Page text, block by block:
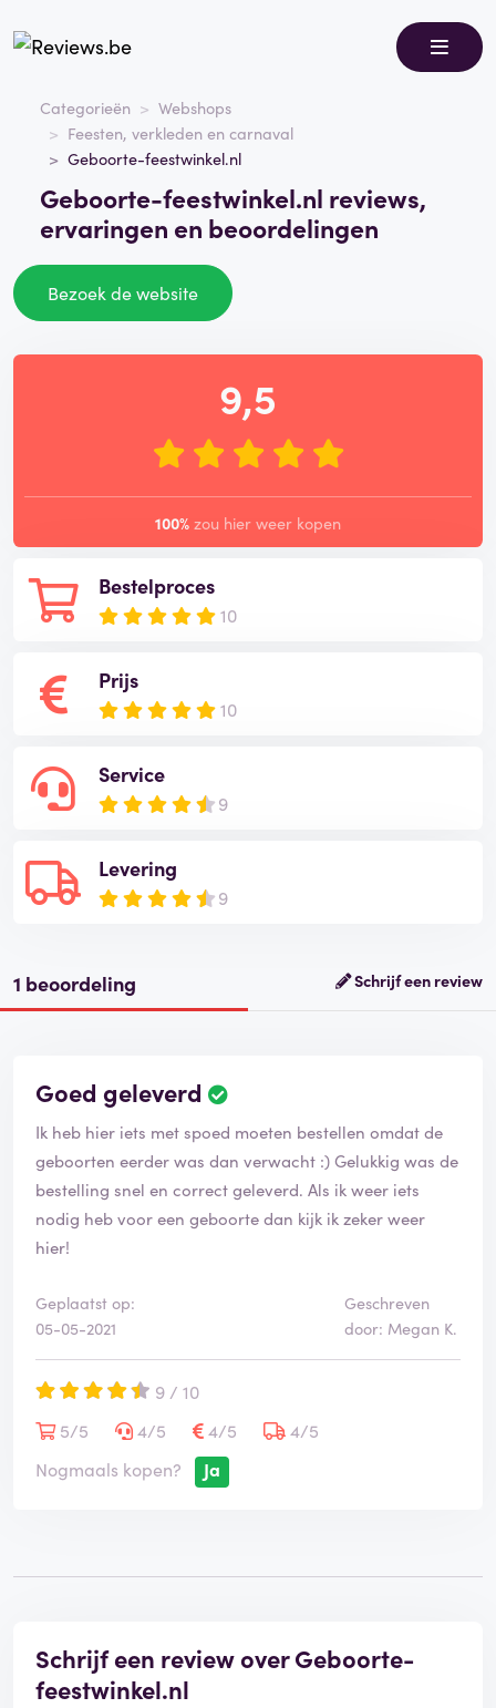
Categorieën
Webshops
Feesten, verkleden en carnaval
Geboorte-feestwinkel.nl
Geboorte-feestwinkel.nl reviews,
ervaringen en beoordelingen
Bezoek de website
Bestelproces
10
Prijs
10
Service
9
Levering
9
9,5
100% zou hier weer kopen
1 beoordeling Schrijf een review
Goed geleverd
Ik heb hier iets met spoed moeten bestellen omdat de
geboorten eerder was dan verwacht :) Gelukkig was de
bestelling snel en correct geleverd. Als ik weer iets
nodig heb voor een geboorte dan kijk ik zeker weer
hier!
Geplaatst op:
05-05-2021
Geschreven
door: Megan K.
9 / 10
5/5
4/5 4/5
4/5
Nogmaals kopen?
Ja
Schrijf een review over Geboorte-
feestwinkel.nl